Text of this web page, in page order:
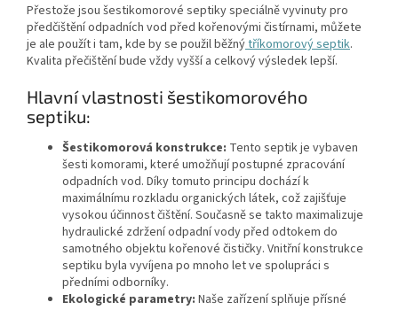
Přestože jsou šestikomorové septiky speciálně vyvinuty pro
předčištění odpadních vod před kořenovými čistírnami, můžete
je ale použít i tam, kde by se použil běžnýtříkomorový septik.
Kvalita přečištění bude vždy vyšší a celkový výsledek lepší.
Hlavní vlastnosti šestikomorového
septiku:
Šestikomorová konstrukce: Tento septik je vybaven
šesti komorami, které umožňují postupné zpracování
odpadních vod. Díky tomuto principu dochází k
maximálnímu rozkladu organických látek, což zajišťuje
vysokou účinnost čištění. Současně se takto maximalizuje
hydraulické zdržení odpadní vody před odtokem do
samotného objektu kořenové čističky. Vnitřní konstrukce
septiku byla vyvíjena po mnoho let ve spolupráci s
předními odborníky.
Ekologické parametry: Naše zařízení splňuje přísné